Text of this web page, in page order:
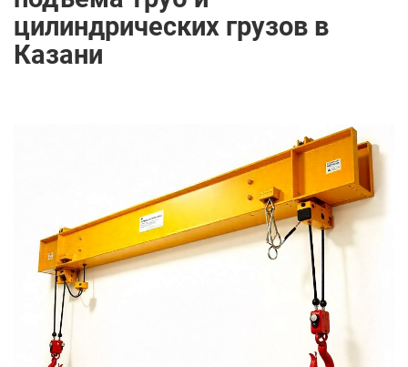
Мобильные
Шинопроводы
ТО, ПТО, ЧТО кранов
цилиндрических грузов в
Казани